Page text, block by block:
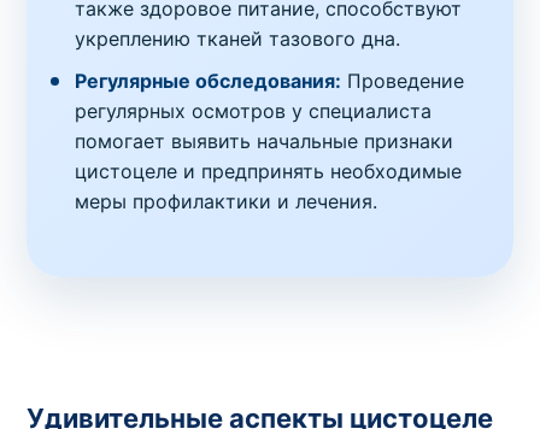
также здоровое питание, способствуют
укреплению тканей тазового дна.
Регулярные обследования: Проведение
регулярных осмотров у специалиста
помогает выявить начальные признаки
цистоцеле и предпринять необходимые
меры профилактики и лечения.
Удивительные аспекты цистоцеле